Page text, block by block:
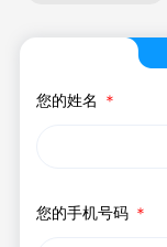
您的姓名 ＊
您的手机号码 ＊